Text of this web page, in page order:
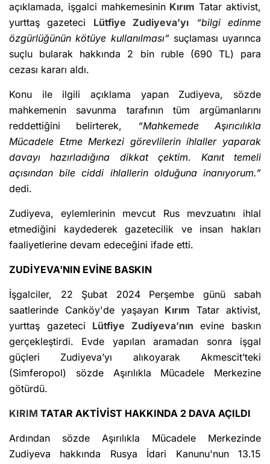
açıklamada, işgalci mahkemesinin Kırım Tatar aktivist,
yurttaş gazeteci Lütfiye Zudiyeva’yı
“bilgi edinme
özgürlüğünün kötüye kullanılması” suçlaması uyarınca
suçlu bularak hakkında 2 bin ruble (690 TL) para
cezası kararı aldı.
Konu ile ilgili açıklama yapan Zudiyeva, sözde
mahkemenin savunma tarafının tüm argümanlarını
reddettiğini belirterek,
“Mahkemede Aşırıcılıkla
Mücadele Etme Merkezi görevlilerin ihlaller yaparak
davayı hazırladığına dikkat çektim. Kanıt temeli
açısından bile ciddi ihlallerin olduğuna inanıyorum.”
dedi.
Zudiyeva, eylemlerinin mevcut Rus mevzuatını ihlal
etmediğini kaydederek gazetecilik ve insan hakları
faaliyetlerine devam edeceğini ifade etti.
ZUDİYEVA'NIN EVİNE BASKIN
İşgalciler, 22 Şubat 2024 Perşembe günü sabah
saatlerinde Canköy'de yaşayan Kırım Tatar aktivist,
yurttaş gazeteci Lütfiye Zudiyeva’nın evine baskın
gerçekleştirdi. Evde yapılan aramadan sonra işgal
güçleri Zudiyeva’yı alıkoyarak Akmescit’teki
(Simferopol) sözde Aşırılıkla Mücadele Merkezine
götürdü.
KIRIM TATAR AKTİVİST HAKKINDA 2 DAVA AÇILDI
Ardından sözde Aşırılıkla Mücadele Merkezinde
Zudiyeva hakkında Rusya İdari Kanunu'nun 13.15